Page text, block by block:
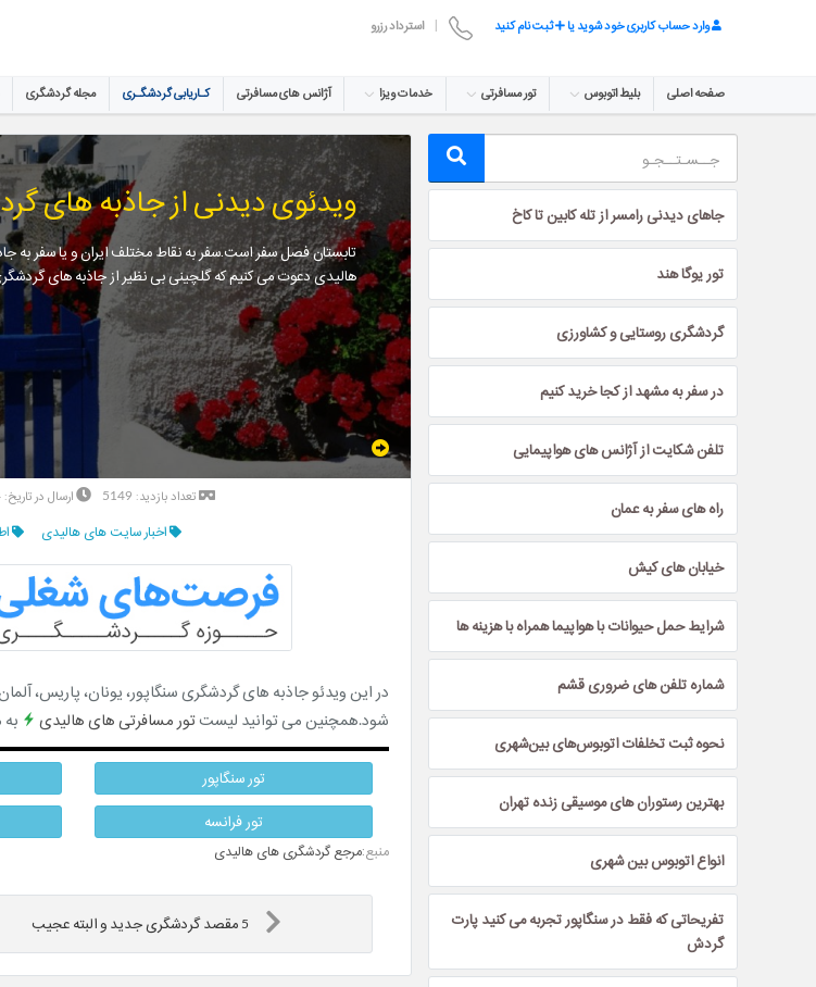
وارد حساب کاربری خود شوید یا ثبت نام کنید استرداد رزرو
صفحه اصلی بلیط اتوبوس تور مسافرتی خدمات ویزا آژانس های مسافرتی کـاریابی گردشگـری مجله گردشگری
جاهای دیدنی رامسر از تله کابین تا کاخ
تور یوگا هند
گردشگری روستایی و کشاورزی
در سفر به مشهد از کجا خرید کنیم
تلفن شکایت از آژانس های هواپیمایی
راه های سفر به عمان
خیابان های کیش
شرایط حمل حیوانات با هواپیما همراه با هزینه ها
شماره تلفن های ضروری قشم
نحوه ثبت تخلفات اتوبوس‌های بین‌شهری
بهترین رستوران های موسیقی زنده تهران
انواع اتوبوس بین شهری
تفریحاتی که فقط در سنگاپور تجربه می کنید پارت
گردش
ویدئوی دیدنی از جاذبه های
تابستان فصل سفر است.سفر به نقاط مختلف ایران و یا سفر به
هالیدی دعوت می کنیم که گلچینی بی نظیر از جاذبه های
تعداد بازدید: 5149 ارسال در تاریخ:
اخبار سایت های هالیدی
در این ویدئو جاذبه های گردشگری سنگاپور، یونان، پاریس، آلمان،
شود.همچنین می توانید لیست تور مسافرتی های هالیدی به
تور سنگاپور
تور فرانسه
منبع:مرجع گردشگری های هالیدی
5 مقصد گردشگری جدید و البته عجیب